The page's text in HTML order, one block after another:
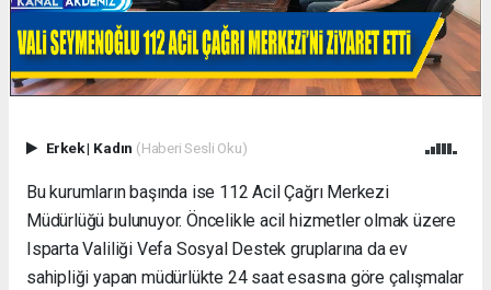
Erkek| Kadın (Haberi Sesli Oku)
Bu kurumların başında ise 112 Acil Çağrı Merkezi
Müdürlüğü bulunuyor. Öncelikle acil hizmetler olmak üzere
Isparta Valiliği Vefa Sosyal Destek gruplarına da ev
sahipliği yapan müdürlükte 24 saat esasına göre çalışmalar